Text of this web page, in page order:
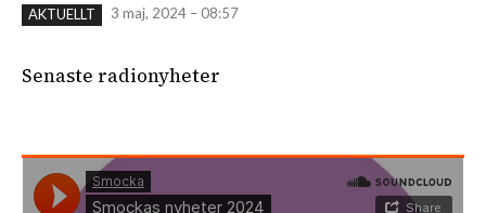
AKTUELLT 3 maj, 2024 – 08:57
Senaste radionyheter